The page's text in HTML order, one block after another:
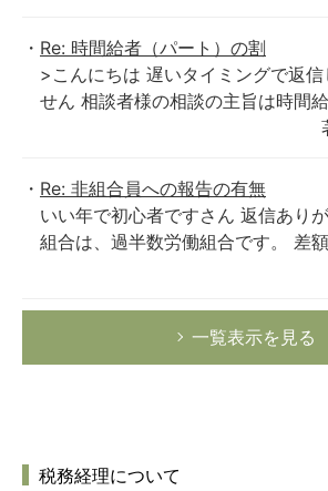
Re: 時間給者（パート）の割
>こんにちは 遅いタイミングで返信
せん 相談者様の相談の主旨は時間
Re: 非組合員への報告の有無
いい年で初心者ですさん 返信あり
組合は、過半数労働組合です。 差
一覧表示を見る
税務経理について